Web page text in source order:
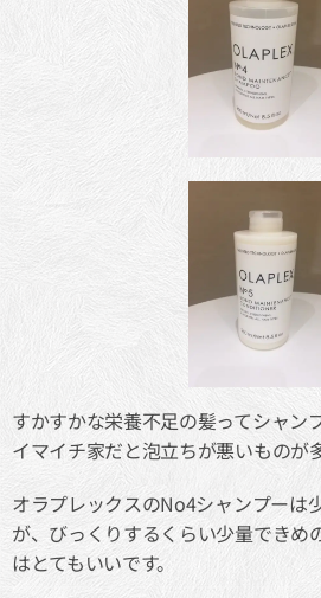
すかすかな栄養不足の髪ってシャン
イマイチ家だと泡立ちが悪いものが
オラプレックスのNo4シャンプーは
が、びっくりするくらい少量できめ
はとてもいいです。